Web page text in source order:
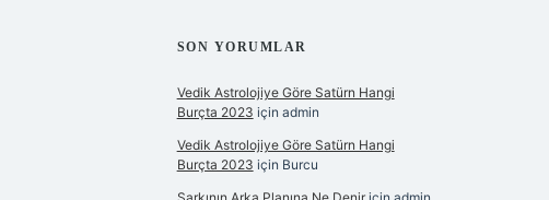
SON YORUMLAR
Vedik Astrolojiye Göre Satürn Hangi
Burçta 2023 için admin
Vedik Astrolojiye Göre Satürn Hangi
Burçta 2023 için Burcu